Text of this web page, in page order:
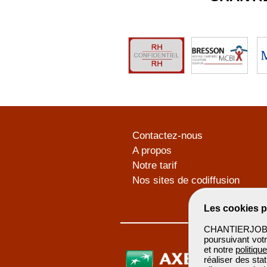
Les cookies
poursuivant
et notre
réaliser des
Contactez-nous
A propos
Notre tarif
Nos sites de codiffusion